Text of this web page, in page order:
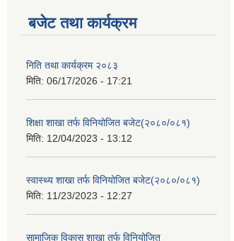
बजेट तथा कार्यक्रम
निति तथा कार्यक्रम २०८३
मिति: 06/17/2026 - 17:21
शिक्षा शाखा तर्फ विनियोजित बजेट(२०८०/०८१)
मिति: 12/04/2023 - 13:12
स्वास्थ्य शाखा तर्फ विनियोजित बजेट(२०८०/०८१)
मिति: 11/23/2023 - 12:27
सामाजिक विकास शाखा तर्फ विनियोजित